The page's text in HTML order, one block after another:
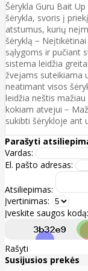
Šėrykla Guru Bait
šėrykla, svoris į
atstumus, kurių
šėryklą −
sąlygoms ir pučiant
sistema leidžia
žvejams suteikiama
neatimant visos
leidžia neštis
kokiam atvejui −
sukibti šėrykloje ant
Parašyti
Vardas:
El. pašto adresas:
Atsiliepimas:
Įvertinimas:
Įveskite saugos kodą:
Rašyti
Susijusios prekės